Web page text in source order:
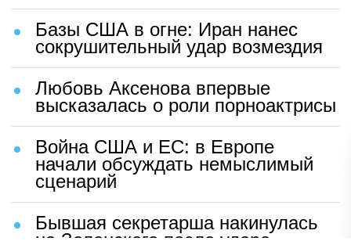
Базы США в огне: Иран нанес
сокрушительный удар возмездия
Любовь Аксенова впервые
высказалась о роли порноактрисы
Война США и ЕС: в Европе
начали обсуждать немыслимый
сценарий
Бывшая секретарша накинулась
на Зеленского после удара